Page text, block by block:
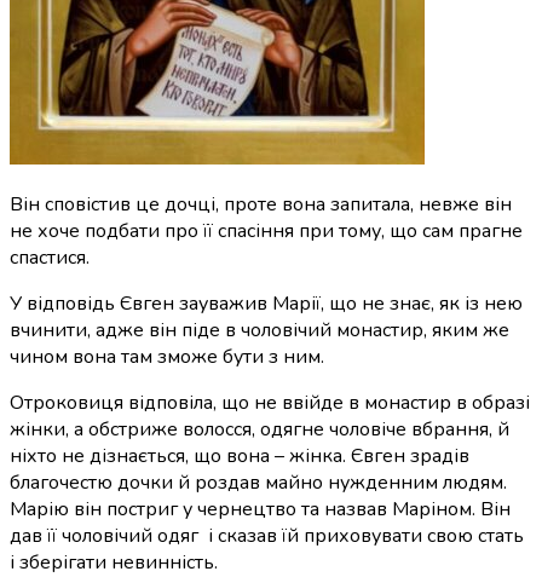
Він сповістив це дочці, проте вона запитала, невже він
не хоче подбати про її спасіння при тому, що сам прагне
спастися.
У відповідь Євген зауважив Марії, що не знає, як із нею
вчинити, адже він піде в чоловічий монастир, яким же
чином вона там зможе бути з ним.
Отроковиця відповіла, що не ввійде в монастир в образі
жінки, а обстриже волосся, одягне чоловіче вбрання, й
ніхто не дізнається, що вона – жінка. Євген зрадів
благочестю дочки й роздав майно нужденним людям.
Марію він постриг у чернецтво та назвав Маріном. Він
дав її чоловічий одяг і сказав їй приховувати свою стать
і зберігати невинність.